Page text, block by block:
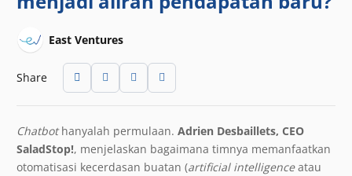
East Ventures
Share
Chatbothanyalah permulaan. Adrien Desbaillets, CEO
SaladStop!, menjelaskan bagaimana timnya memanfaatkan
otomatisasi kecerdasan buatan (artificial intelligenceatau